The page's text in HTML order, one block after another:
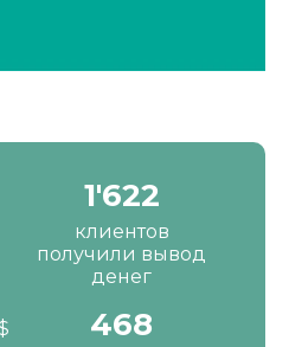
1'680
клиентов
получили вывод
денег
$
484